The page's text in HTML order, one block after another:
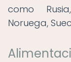
como
Noruega,